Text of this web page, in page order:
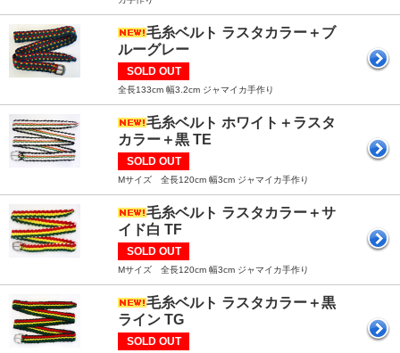
毛糸ベルト ラスタカラー＋ブ
ルーグレー
SOLD OUT
全長133cm 幅3.2cm ジャマイカ手作り
毛糸ベルト ホワイト＋ラスタ
カラー＋黒 TE
SOLD OUT
Mサイズ 全長120cm 幅3cm ジャマイカ手作り
毛糸ベルト ラスタカラー＋サ
イド白 TF
SOLD OUT
Mサイズ 全長120cm 幅3cm ジャマイカ手作り
毛糸ベルト ラスタカラー＋黒
ライン TG
SOLD OUT